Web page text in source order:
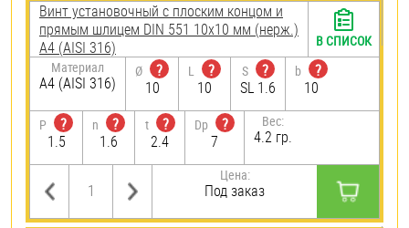
Винт установочный с плоским концом и
прямым шлицем DIN 551 10х10 мм (нерж.)
A4 (AISI 316)
Материал
A4 (AISI 316)
Ø
?
10
L
?
10
S
?
SL 1.6
b
?
10
P
?
1.5
n
?
1.6
t
?
2.4
Dp
?
7
Вес:
4.2 гр.
Цена:
Под заказ
В СПИСОК